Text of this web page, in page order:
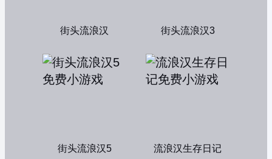
街头流浪汉 街头流浪汉3
街头流浪汉5 流浪汉生存日记